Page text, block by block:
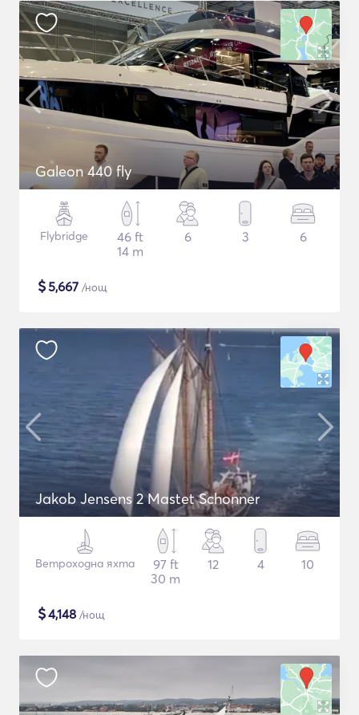
Galeon 440 fly
Flybridge
46 ft
14 m
6 3 6
$5,667 /нощ
Jakob Jensens 2 Mastet Schonner
Ветроходна яхта
97 ft
30 m
12 4 10
$4,148 /нощ